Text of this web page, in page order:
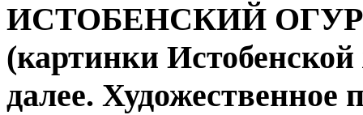
ИСТОБЕНСКИЙ
(картинки
далее. Художественное